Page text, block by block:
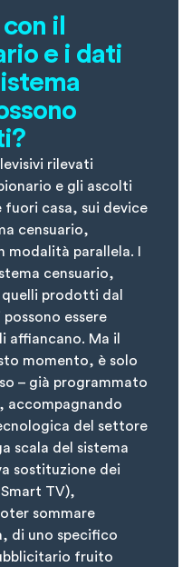
il
e i dati
rilevati
e gli ascolti
fuori casa, sui device
censuario,
parallela. I
censuario,
prodotti dal
essere
affiancano. Ma il
momento, è solo
– già programmato
accompagnando
del settore
scala del sistema
sostituzione dei
TV),
sommare
di uno specifico
fruito